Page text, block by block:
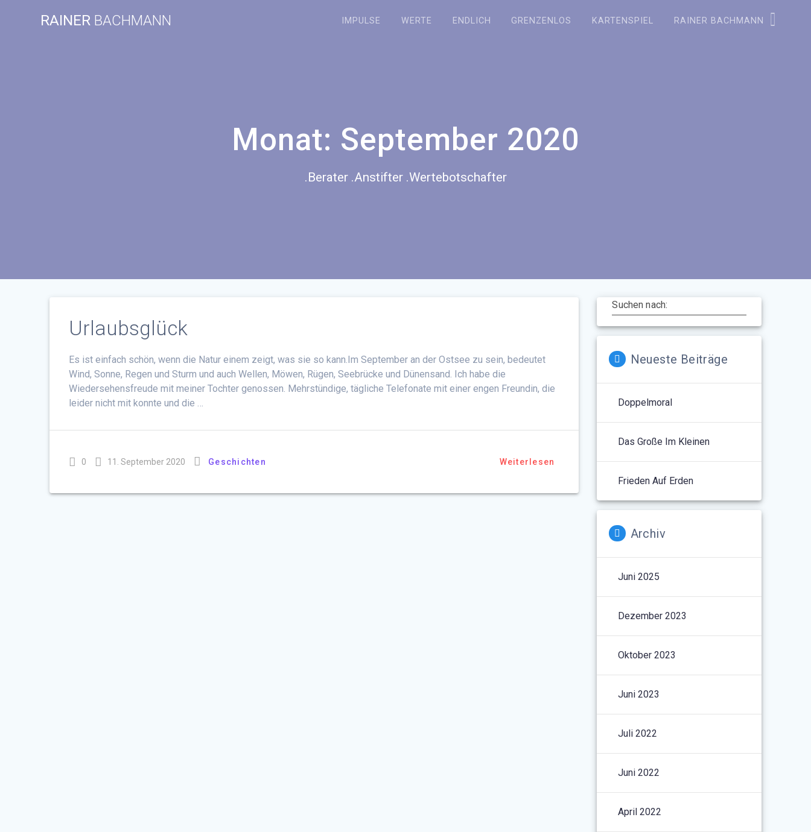
RAINER BACHMANN IMPULSE WERTE ENDLICH GRENZENLOS KARTENSPIEL RAINER BACHMANN
Monat: September 2020
.Berater .Anstifter .Wertebotschafter
Urlaubsglück
Es ist einfach schön, wenn die Natur einem zeigt, was sie so kann.Im September an der Ostsee zu sein, bedeutet
Wind, Sonne, Regen und Sturm und auch Wellen, Möwen, Rügen, Seebrücke und Dünensand. Ich habe die
Wiedersehensfreude mit meiner Tochter genossen. Mehrstündige, tägliche Telefonate mit einer engen Freundin, die
leider nicht mit konnte und die …
0 11. September 2020 Geschichten Weiterlesen
Suchen nach:
Neueste Beiträge
Doppelmoral
Das Große Im Kleinen
Frieden Auf Erden
Archiv
Juni 2025
Dezember 2023
Oktober 2023
Juni 2023
Juli 2022
Juni 2022
April 2022